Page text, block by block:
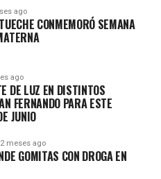
ago
CONMEMORÓ SEMANA
ago
DE LUZ EN DISTINTOS
FERNANDO PARA ESTE
JUNIO
meses ago
GOMITAS CON DROGA EN